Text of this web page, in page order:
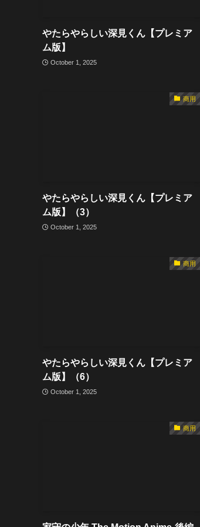
やたらやらしい深見くん【プレミア
ム版】
October 1, 2025
商用
やたらやらしい深見くん【プレミア
ム版】（3）
October 1, 2025
商用
やたらやらしい深見くん【プレミア
ム版】（6）
October 1, 2025
商用